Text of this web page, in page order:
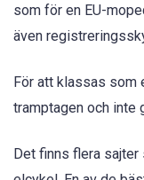
som för en EU-
även
För att klassas som
tramptagen och inte
Det finns flera